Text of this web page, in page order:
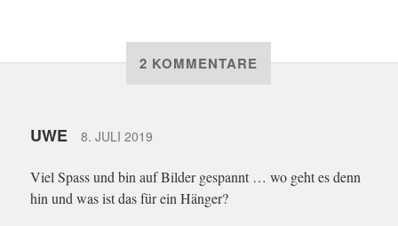
2 KOMMENTARE
UWE 8. JULI 2019
Viel Spass und bin auf Bilder gespannt … wo geht es denn
hin und was ist das für ein Hänger?